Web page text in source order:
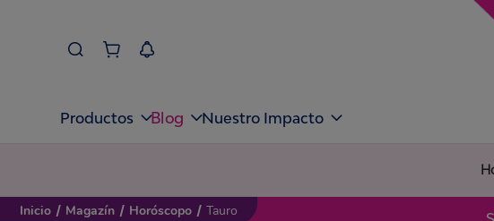
Productos Blog Nuestro Impacto
Inicio / Magazín / Horóscopo / Tauro